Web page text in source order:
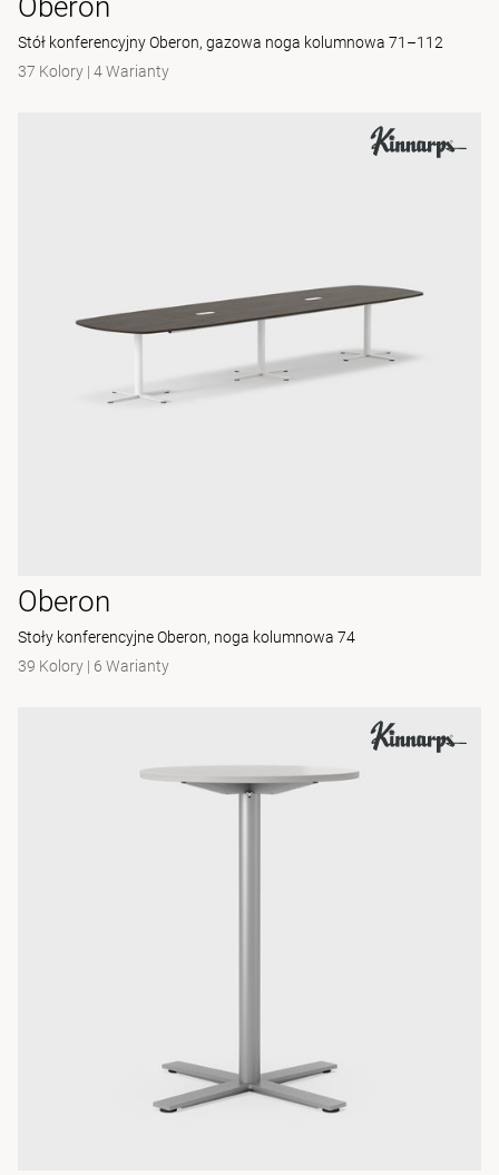
Oberon
Stół konferencyjny Oberon, gazowa noga kolumnowa 71–112
37 Kolory | 4 Warianty
Oberon
Stoły konferencyjne Oberon, noga kolumnowa 74
39 Kolory | 6 Warianty